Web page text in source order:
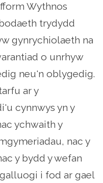
Wythnos
trydydd
gynrychiolaeth na
o unrhyw
neu'n oblygedig.
ar y
cynnwys yn y
ychwaith y
nac y
y bydd y wefan
i fod ar gael